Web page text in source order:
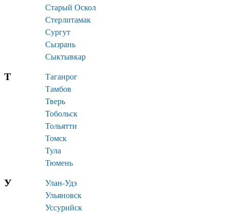
Старый Оскол
Стерлитамак
Сургут
Сызрань
Сыктывкар
Т
Таганрог
Тамбов
Тверь
Тобольск
Тольятти
Томск
Тула
Тюмень
У
Улан-Удэ
Ульяновск
Уссурийск